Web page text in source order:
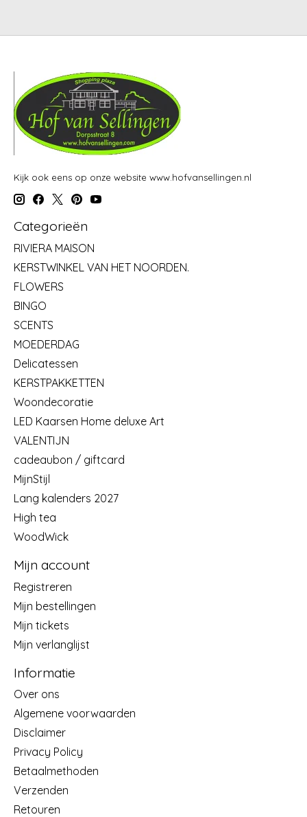
Kijk ook eens op onze website www.hofvansellingen.nl
Categorieën
RIVIERA MAISON
KERSTWINKEL VAN HET NOORDEN.
FLOWERS
BINGO
SCENTS
MOEDERDAG
Delicatessen
KERSTPAKKETTEN
Woondecoratie
LED Kaarsen Home deluxe Art
VALENTIJN
cadeaubon / giftcard
MijnStijl
Lang kalenders 2027
High tea
WoodWick
Mijn account
Registreren
Mijn bestellingen
Mijn tickets
Mijn verlanglijst
Informatie
Over ons
Algemene voorwaarden
Disclaimer
Privacy Policy
Betaalmethoden
Verzenden
Retouren